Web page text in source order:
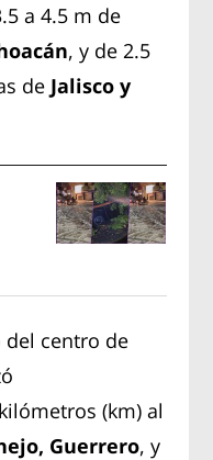
a 4.5 m de
, y de 2.5
de Jalisco y
del centro de
(km) al
Guerrero, y